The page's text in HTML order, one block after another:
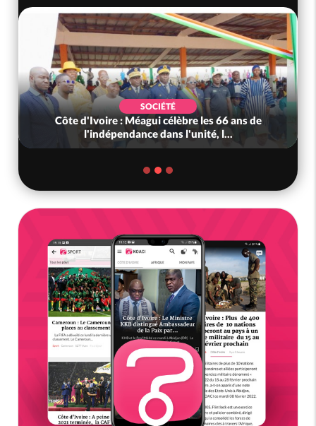
SOCIÉTÉ
Côte d'Ivoire : Méagui célèbre les 66 ans de
l'indépendance dans l'unité, l...